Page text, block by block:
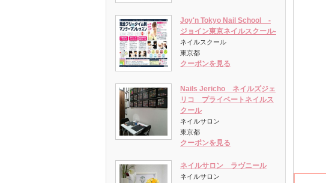
Joy'n Tokyo Nail School -
ジョイン東京ネイルスクール-
ネイルスクール
東京都
クーポンを見る
Nails Jericho ネイルズジェ
リコ プライベートネイルス
クール
ネイルサロン
東京都
クーポンを見る
ネイルサロン ラヴニール
ネイルサロン